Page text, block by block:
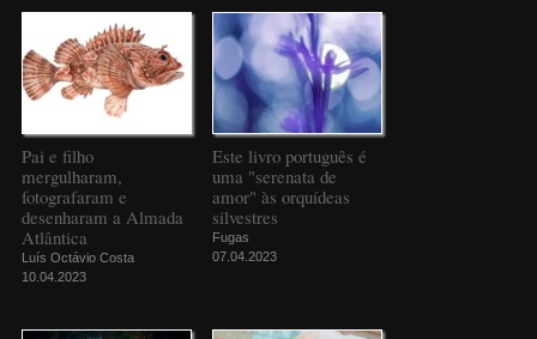
Pai e filho
mergulharam,
fotografaram e
desenharam a Almada
Atlântica
Luís Octávio Costa
10.04.2023
Este livro português é
uma "serenata de
amor" às orquídeas
silvestres
Fugas
07.04.2023